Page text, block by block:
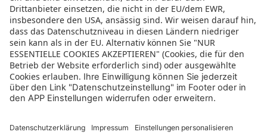
In der sonnenklar.TV Mediathek finden Sie alle Informationen rundum
den TV-Sender sonnenklar.TV!
Das Angebot war mal wieder zu schnell weg? Oder Sie wollen sich Ihre
nächste Traumreise noch einmal gratis etwas genauer anschauen? Dann
stöbern Sie doch in unserem TV-Programmund sehen Sie sich dort die
Folgen der letzten Tage nochmal an! Sie würden gerne wissen, was
gerade im TV läuft? Über unserenLive-Streamkönnen Sie sonnenklar.TV
online anschauen und die aktuellen Reise-Schnäppchen aus dem
Fernsehen verfolgen! Alle HDTV Infos und Empfangs-Einstellungen
finden Siehier. Dazu gehören Anleitungen zu den Einstellungen bei
Android & iOS Apps sowie der Windows PC App. Für Inspirationen sorgen
den Urlwald entführen! Diverse Videos von Hotels, der Umgebung und